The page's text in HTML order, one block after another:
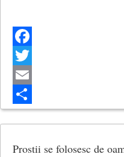
Facebook
Twitter
Email
Share
Prostii se folosesc de